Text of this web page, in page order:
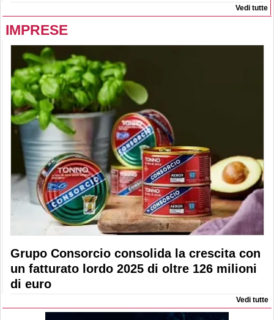
Vedi tutte
IMPRESE
Grupo Consorcio consolida la crescita con
un fatturato lordo 2025 di oltre 126 milioni
di euro
Vedi tutte